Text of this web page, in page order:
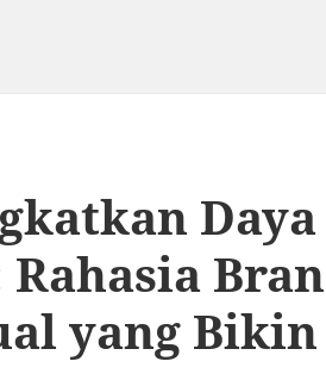
Rahasia
yang